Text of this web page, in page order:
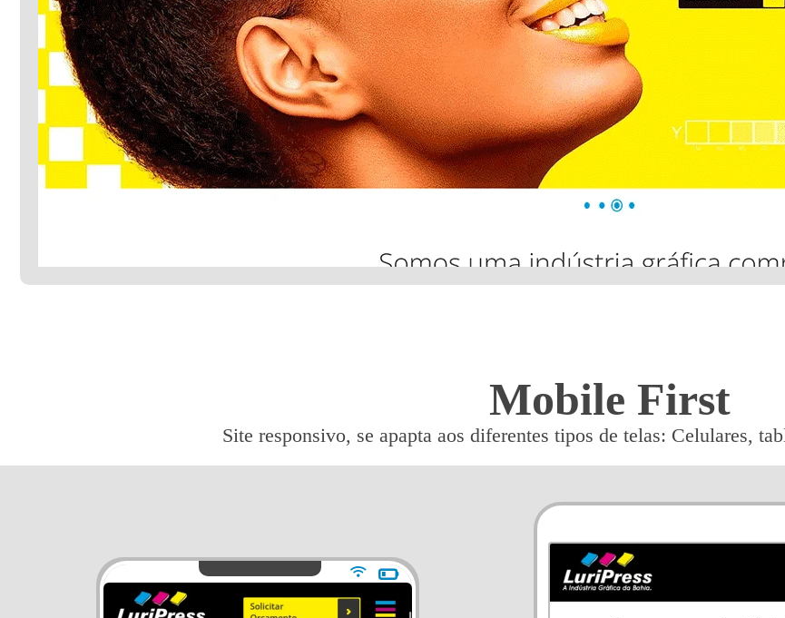
Mobile First
Site responsivo, se apapta aos diferentes tipos de telas: Celulares,